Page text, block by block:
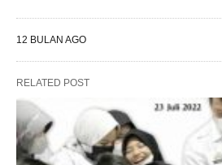
12 BULAN AGO
RELATED POST